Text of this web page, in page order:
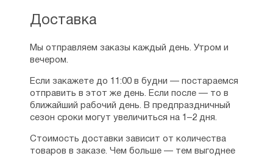
особенно очень уж боящихся взглядов людских
и слов, короче говоря суеверных.
18.07.2025
Заказала книгу, заинтересовалась автором
после просмотра одного видео в сети, решила
заказать, пришло все в целости и сохранности,
по содержанию книга понравилась , расставляет
многое по местам. Вразумительно.
Доставка
Мы отправляем заказы каждый день. Утром и
вечером.
Если закажете до 11:00 в будни — постараемся
отправить в этот же день. Если после — то в
ближайший рабочий день. В предпраздничный
сезон сроки могут увеличиться на 1–2 дня.
Стоимость доставки зависит от количества
товаров в заказе. Чем больше — тем выгоднее